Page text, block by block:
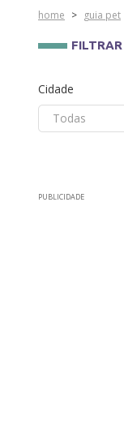
home > guia pet
Cidade
Todas
PUBLICIDADE